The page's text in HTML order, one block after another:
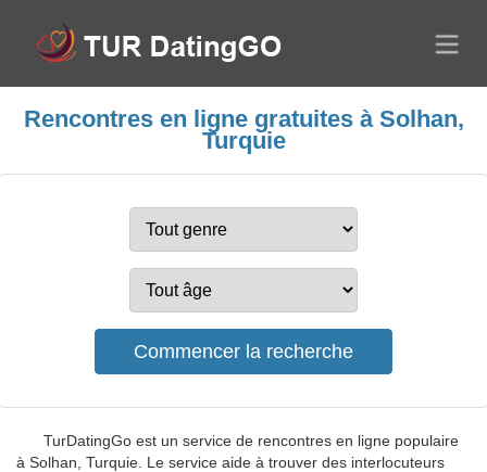
Rencontres en ligne gratuites à Solhan,
Turquie
TurDatingGo est un service de rencontres en ligne populaire
à Solhan, Turquie. Le service aide à trouver des interlocuteurs